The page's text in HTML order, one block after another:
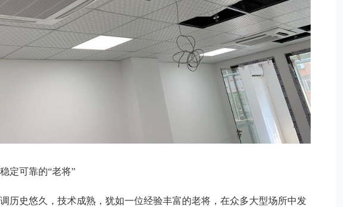
定可靠的“老将”
历史悠久，技术成熟，犹如一位经验丰富的老将，在众多大型场所中发